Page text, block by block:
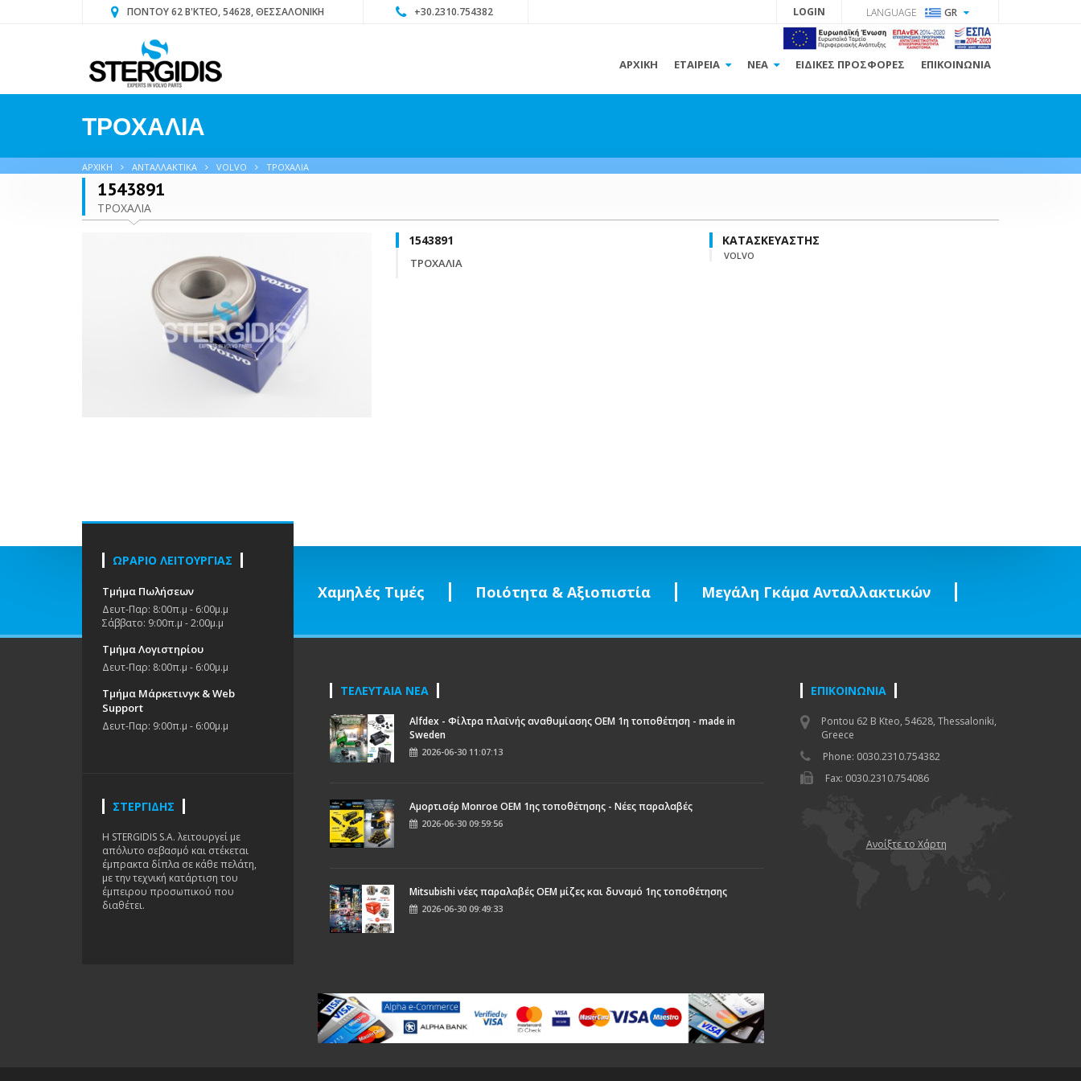
ΠΟΝΤΟΥ 62 Β'ΚΤΕΟ, 54628, ΘΕΣΣΑΛΟΝΙΚΗ +30.2310.754382 LOGIN LANGUAGE GR
ΑΡΧΙΚΗ ΕΤΑΙΡΕΙΑ ΝΕΑ ΕΙΔΙΚΕΣ ΠΡΟΣΦΟΡΕΣ ΕΠΙΚΟΙΝΩΝΙΑ
ΤΡΟΧΑΛΙΑ
ΑΡΧΙΚΗ ΑΝΤΑΛΛΑΚΤΙΚΑ VOLVO ΤΡΟΧΑΛΙΑ
1543891
ΤΡΟΧΑΛΙΑ
1543891
ΤΡΟΧΑΛΙΑ
ΚΑΤΑΣΚΕΥΑΣΤΗΣ
VOLVO
Χαμηλές Τιμές Ποιότητα & Αξιοπιστία Μεγάλη Γκάμα Ανταλλακτικών
ΩΡΑΡΙΟ ΛΕΙΤΟΥΡΓΙΑΣ
Τμήμα Πωλήσεων
Δευτ-Παρ: 8:00π.μ - 6:00μ.μ
Σάββατο: 9:00π.μ - 2:00μ.μ
Τμήμα Λογιστηρίου
Δευτ-Παρ: 8:00π.μ - 6:00μ.μ
Τμήμα Μάρκετινγκ & Web
Support
Δευτ-Παρ: 9:00π.μ - 6:00μ.μ
ΣΤΕΡΓΙΔΗΣ
H STERGIDIS S.A. λειτουργεί με
απόλυτο σεβασμό και στέκεται
έμπρακτα δίπλα σε κάθε πελάτη,
με την τεχνική κατάρτιση του
έμπειρου προσωπικού που
διαθέτει.
ΤΕΛΕΥΤΑΙΑ ΝΕΑ
Alfdex - Φίλτρα πλαϊνής αναθυμίασης OEM 1η τοποθέτηση - made in
Sweden
2026-06-30 11:07:13
Αμορτισέρ Monroe ΟΕΜ 1ης τοποθέτησης - Νέες παραλαβές
2026-06-30 09:59:56
Mitsubishi νέες παραλαβές OEM μίζες και δυναμό 1ης τοποθέτησης
2026-06-30 09:49:33
ΕΠΙΚΟΙΝΩΝΙΑ
Pontou 62 B Kteo, 54628, Thessaloniki,
Greece
Phone: 0030.2310.754382
Fax: 0030.2310.754086
Ανοίξτε το Χάρτη